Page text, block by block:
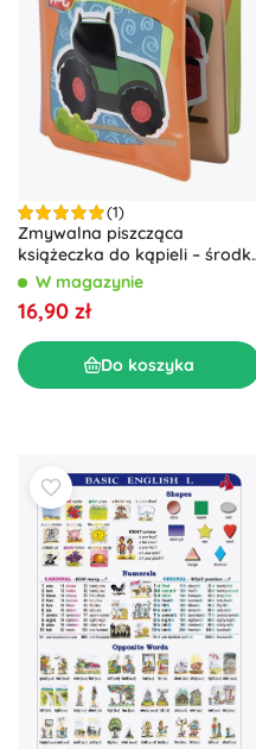
(1)
Zmywalna piszcząca
książeczka do kąpieli – środki
transportu, 10 × 10 cm
W magazynie
16,90 zł
Do koszyka